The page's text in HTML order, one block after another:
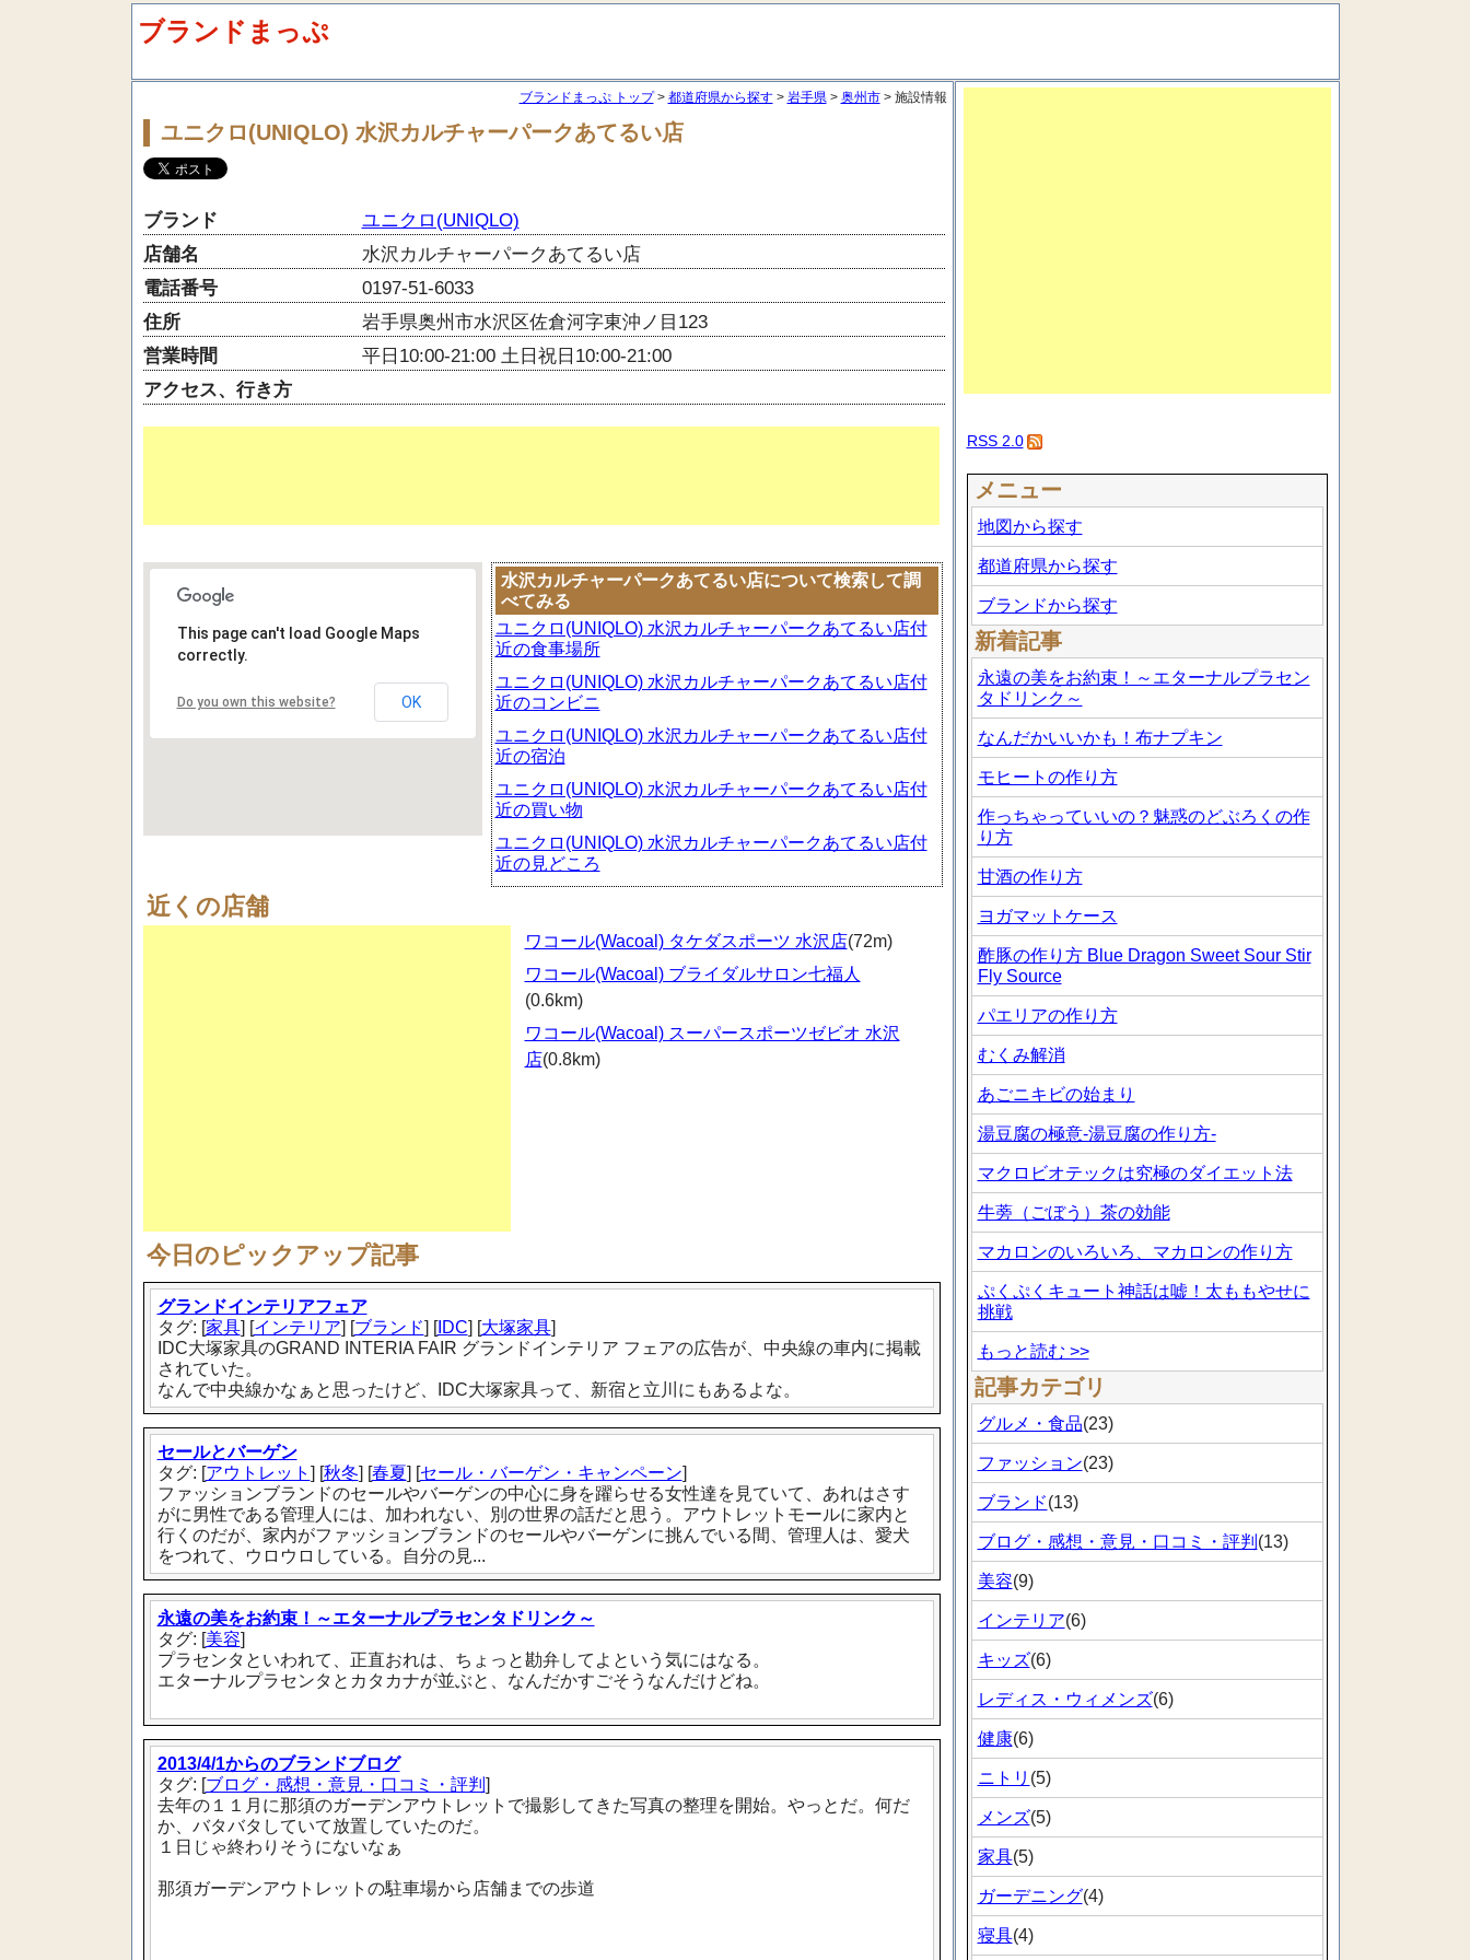
ブランドまっぷ
ブランドまっぷ トップ> 都道府県から探す> 岩手県> 奥州市> 施設情報
ユニクロ(UNIQLO) 水沢カルチャーパークあてるい店
ブランド
ユニクロ(UNIQLO)
店舗名
水沢カルチャーパークあてるい店
電話番号
0197-51-6033
住所
岩手県奥州市水沢区佐倉河字東沖ノ目123
営業時間
平日10:00-21:00 土日祝日10:00-21:00
アクセス、行き方
This page can't load Google Maps
correctly.
Do you own this website? OK
水沢カルチャーパークあてるい店について検索して調
べてみる
ユニクロ(UNIQLO) 水沢カルチャーパークあてるい店付
近の食事場所
ユニクロ(UNIQLO) 水沢カルチャーパークあてるい店付
近のコンビニ
ユニクロ(UNIQLO) 水沢カルチャーパークあてるい店付
近の宿泊
ユニクロ(UNIQLO) 水沢カルチャーパークあてるい店付
近の買い物
ユニクロ(UNIQLO) 水沢カルチャーパークあてるい店付
近の見どころ
近くの店舗
ワコール(Wacoal) タケダスポーツ 水沢店(72m)
ワコール(Wacoal) ブライダルサロン七福人
(0.6km)
ワコール(Wacoal) スーパースポーツゼビオ 水沢
店(0.8km)
今日のピックアップ記事
グランドインテリアフェア
タグ: [家具] [インテリア] [ブランド] [IDC] [大塚家具]
IDC大塚家具のGRAND INTERIA FAIR グランドインテリア フェアの広告が、中央線の車内に掲載
されていた。
なんで中央線かなぁと思ったけど、IDC大塚家具って、新宿と立川にもあるよな。
セールとバーゲン
タグ: [アウトレット ] [秋冬] [春夏] [セール・バーゲン・キャンペーン]
ファッションブランドのセールやバーゲンの中心に身を躍らせる女性達を見ていて、あれはさす
がに男性である管理人には、加われない、別の世界の話だと思う。アウトレットモールに家内と
行くのだが、家内がファッションブランドのセールやバーゲンに挑んでいる間、管理人は、愛犬
をつれて、ウロウロしている。自分の見...
永遠の美をお約束！～エターナルプラセンタドリンク～
タグ: [美容]
プラセンタといわれて、正直おれは、ちょっと勘弁してよという気にはなる。
エターナルプラセンタとカタカナが並ぶと、なんだかすごそうなんだけどね。
2013/4/1からのブランドブログ
タグ: [ブログ・感想・意見・口コミ・評判 ]
去年の１１月に那須のガーデンアウトレットで撮影してきた写真の整理を開始。やっとだ。何だ
か、バタバタしていて放置していたのだ。
１日じゃ終わりそうにないなぁ
那須ガーデンアウトレットの駐車場から店舗までの歩道
RSS 2.0
メニュー
地図から探す
都道府県から探す
ブランドから探す
新着記事
永遠の美をお約束！～エターナルプラセン
タドリンク～
なんだかいいかも！布ナプキン
モヒートの作り方
作っちゃっていいの？魅惑のどぶろくの作
り方
甘酒の作り方
ヨガマットケース
酢豚の作り方 Blue Dragon Sweet Sour Stir
Fly Source
パエリアの作り方
むくみ解消
あごニキビの始まり
湯豆腐の極意-湯豆腐の作り方-
マクロビオテックは究極のダイエット法
牛蒡（ごぼう）茶の効能
マカロンのいろいろ、マカロンの作り方
ぷくぷくキュート神話は嘘！太ももやせに
挑戦
もっと読む >>
記事カテゴリ
グルメ・食品(23)
ファッション(23)
ブランド(13)
ブログ・感想・意見・口コミ・評判 (13)
美容(9)
インテリア(6)
キッズ(6)
レディス・ウィメンズ(6)
健康(6)
ニトリ (5)
メンズ(5)
家具(5)
ガーデニング(4)
寝具(4)